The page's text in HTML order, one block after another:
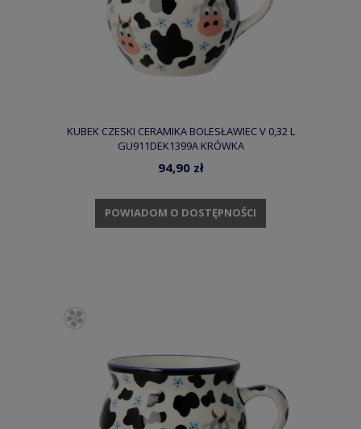
KUBEK CZESKI CERAMIKA BOLESŁAWIEC V 0,32 L
GU911DEK1399A KRÓWKA
94,90 zł
POWIADOM O DOSTĘPNOŚCI